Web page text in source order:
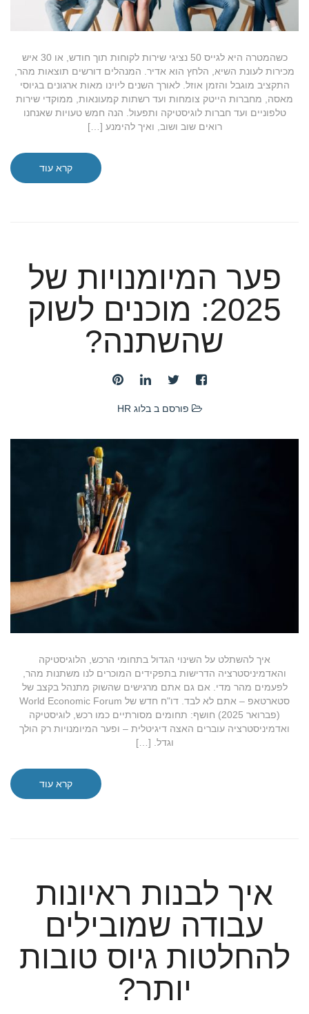
כשהמטרה היא לגייס 50 נציגי שירות לקוחות תוך חודש, או 30 איש
מכירות לעונת השיא, הלחץ הוא אדיר. המנהלים דורשים תוצאות מהר,
התקציב מוגבל והזמן אוזל. לאורך השנים ליוינו מאות ארגונים בגיוסי
מאסה, מחברות הייטק צומחות ועד רשתות קמעונאות, ממוקדי שירות
טלפוניים ועד חברות לוגיסטיקה ותפעול. הנה חמש טעויות שאנחנו
רואים שוב ושוב, ואיך להימנע […]
קרא עוד
פער המיומנויות של
2025: מוכנים לשוק
שהשתנה?
פורסם ב בלוג HR
איך להשתלט על השינוי הגדול בתחומי הרכש, הלוגיסטיקה
והאדמיניסטרציה הדרישות בתפקידים המוכרים לנו משתנות מהר,
לפעמים מהר מדי. אם גם אתם מרגישים שהשוק מתנהל בקצב של
סטארטאפ – אתם לא לבד. דו"ח חדש של World Economic Forum
(פברואר 2025) חושף: תחומים מסורתיים כמו רכש, לוגיסטיקה
ואדמיניסטרציה עוברים האצה דיגיטלית – ופער המיומנויות רק הולך
וגדל. […]
קרא עוד
איך לבנות ראיונות
עבודה שמובילים
להחלטות גיוס טובות
יותר?